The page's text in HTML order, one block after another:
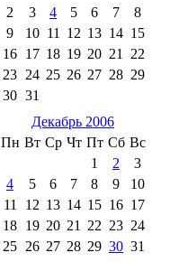
2
3 4 5 6 7
8
9
10 11 12 13 14 15
16 17 18 19 20 21
22
23 24 25 26 27 28 29
30 31
Декабрь 2006
Пн Вт Ср Чт Пт Сб Вс
1
2
3
4
5 6 7 8 9
10
11
12 13 14 15 16 17
18 19 20 21 22 23 24
25 26 27 28 29 30 31